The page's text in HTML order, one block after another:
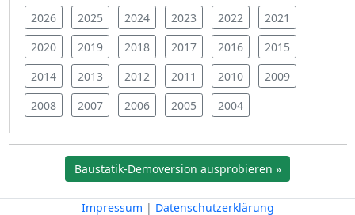
2026 2025 2024 2023 2022
2021
2020
2019 2018 2017 2016
2015
2014
2013 2012 2011 2010
2009
2008
2007 2006 2005 2004
Baustatik-Demoversion ausprobieren »
Impressum | Datenschutzerklärung